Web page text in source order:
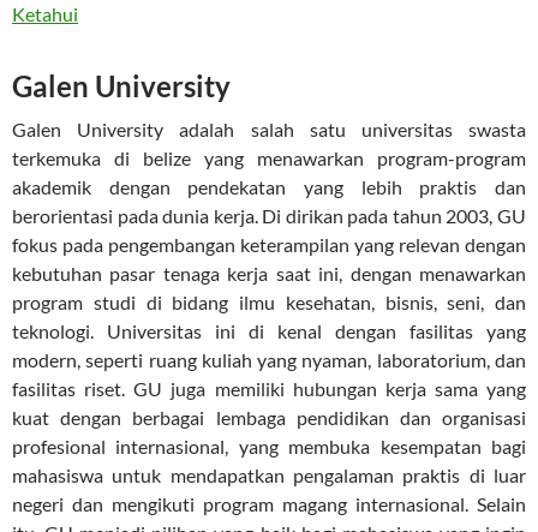
Ketahui
Galen University
Galen University adalah salah satu universitas swasta
terkemuka di belize yang menawarkan program-program
akademik dengan pendekatan yang lebih praktis dan
berorientasi pada dunia kerja. Di dirikan pada tahun 2003, GU
fokus pada pengembangan keterampilan yang relevan dengan
kebutuhan pasar tenaga kerja saat ini, dengan menawarkan
program studi di bidang ilmu kesehatan, bisnis, seni, dan
teknologi. Universitas ini di kenal dengan fasilitas yang
modern, seperti ruang kuliah yang nyaman, laboratorium, dan
fasilitas riset. GU juga memiliki hubungan kerja sama yang
kuat dengan berbagai lembaga pendidikan dan organisasi
profesional internasional, yang membuka kesempatan bagi
mahasiswa untuk mendapatkan pengalaman praktis di luar
negeri dan mengikuti program magang internasional. Selain